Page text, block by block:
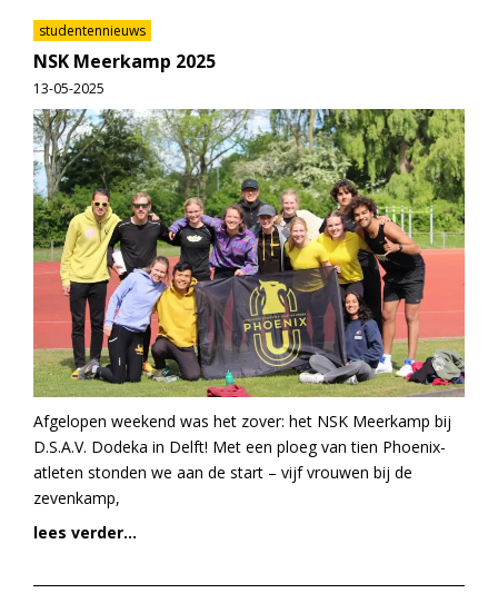
studentennieuws
NSK Meerkamp 2025
13-05-2025
Afgelopen weekend was het zover: het NSK Meerkamp bij
D.S.A.V. Dodeka in Delft! Met een ploeg van tien Phoenix-
atleten stonden we aan de start – vijf vrouwen bij de
zevenkamp,
lees verder...